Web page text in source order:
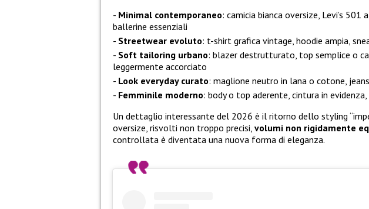
Minimal contemporaneo: camicia bianca oversize, Levi’s 501
ballerine essenziali
Streetwear evoluto: t-shirt grafica vintage, hoodie ampia,
Soft tailoring urbano: blazer destrutturato, top semplice o
leggermente accorciato
Look everyday curato: maglione neutro in lana o cotone,
Femminile moderno: body o top aderente, cintura in
Un dettaglio interessante del 2026 è il ritorno dello styling
oversize, risvolti non troppo precisi, volumi non rigidamente
controllata è diventata una nuova forma di eleganza.